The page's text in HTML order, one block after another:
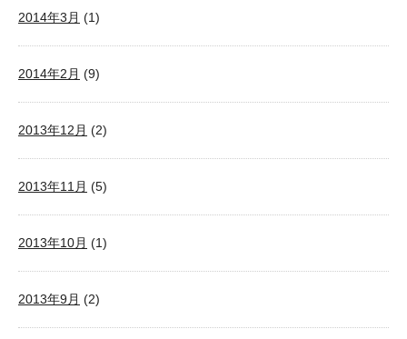
2014年3月 (1)
2014年2月 (9)
2013年12月 (2)
2013年11月 (5)
2013年10月 (1)
2013年9月 (2)